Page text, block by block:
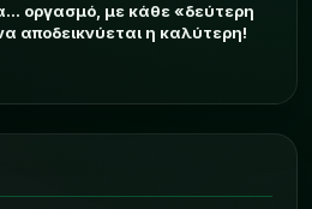
οργασμό, με κάθε «δεύτερη
αποδεικνύεται η καλύτερη!